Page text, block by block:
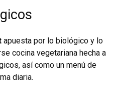
apuesta por lo biológico y lo
cocina vegetariana hecha a
así como un menú de
diaria.